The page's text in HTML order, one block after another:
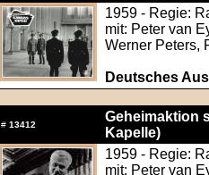
1959 - Regie:
mit: Peter van
Werner Peters,
Deutsches
# 13412
Geheimaktion
Kapelle)
1959 - Regie:
mit: Peter van